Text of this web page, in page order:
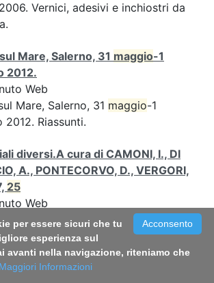
Vernici, adesivi e inchiostri da
Mare, Salerno, 31 maggio-1
2012.
Web
Mare, Salerno, 31 maggio-1
2012. Riassunti.
diversi.A cura di CAMONI, I., DI
A., PONTECORVO, D., VERGORI,
25
Web
77 Pag1_25Rapporto_77_3.pdf
Istisan 77/3 (Pag. 1 -
25)
Mauro Grigioni, Giuseppe
Acconsento
per essere sicuri che tu
esperienza sul
avanti nella navigazione, riteniamo che
Maggiori Informazioni